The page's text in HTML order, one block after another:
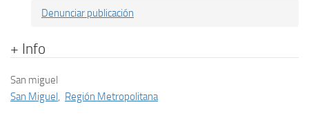
Denunciar publicación
+ Info
San miguel
San Miguel, Región Metropolitana